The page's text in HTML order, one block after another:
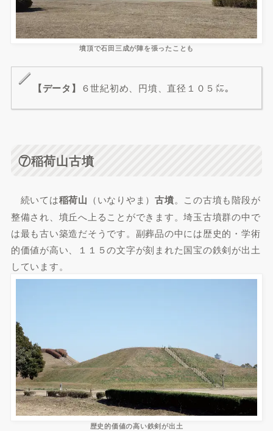
墳頂で石田三成が陣を張ったことも
【データ】 ６世紀初め、円墳、直径１０５㍍。
⑦稲荷山古墳
続いては稲荷山 （いなりやま）古墳。この古墳も階段が
整備され、墳丘へ上ることができます。埼玉古墳群の中で
は最も古い築造だそうです。副葬品の中には歴史的・学術
的価値が高い、１１５の文字が刻まれた国宝の鉄剣が出土
しています。
歴史的価値の高い鉄剣が出土